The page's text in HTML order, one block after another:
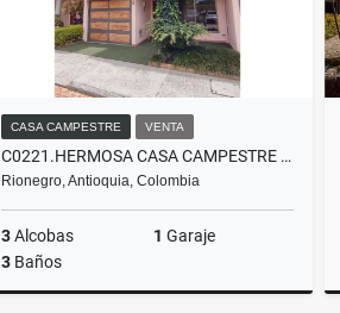
CASA CAMPESTRE VENTA
C0221.HERMOSA CASA CAMPESTRE EN UNIDAD, SAN ANTONIO DE PEREIRA
Rionegro, Antioquia, Colombia
3Alcobas 1 Garaje
3 Baños